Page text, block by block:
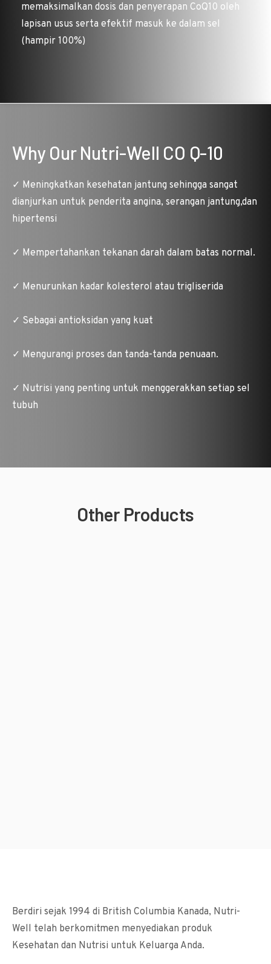
memaksimalkan dosis dan penyerapan CoQ10 oleh
lapisan usus serta efektif masuk ke dalam sel
(hampir 100%)
Why Our Nutri-Well CO Q-10
✓ Meningkatkan kesehatan jantung sehingga sangat
dianjurkan untuk penderita angina, serangan jantung,dan
hipertensi
✓ Mempertahankan tekanan darah dalam batas normal.
✓ Menurunkan kadar kolesterol atau trigliserida
✓ Sebagai antioksidan yang kuat
✓ Mengurangi proses dan tanda-tanda penuaan.
✓ Nutrisi yang penting untuk menggerakkan setiap sel
tubuh
Other Products
Berdiri sejak 1994 di British Columbia Kanada, Nutri-
Well telah berkomitmen menyediakan produk
Kesehatan dan Nutrisi untuk Keluarga Anda.